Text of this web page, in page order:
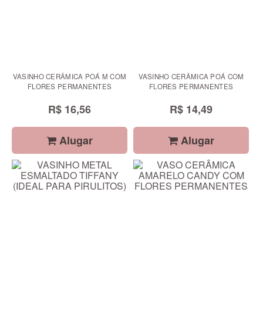
VASINHO CERÂMICA POÁ M COM
FLORES PERMANENTES
R$ 16,56
Alugar
VASINHO CERÂMICA POÁ COM
FLORES PERMANENTES
R$ 14,49
Alugar